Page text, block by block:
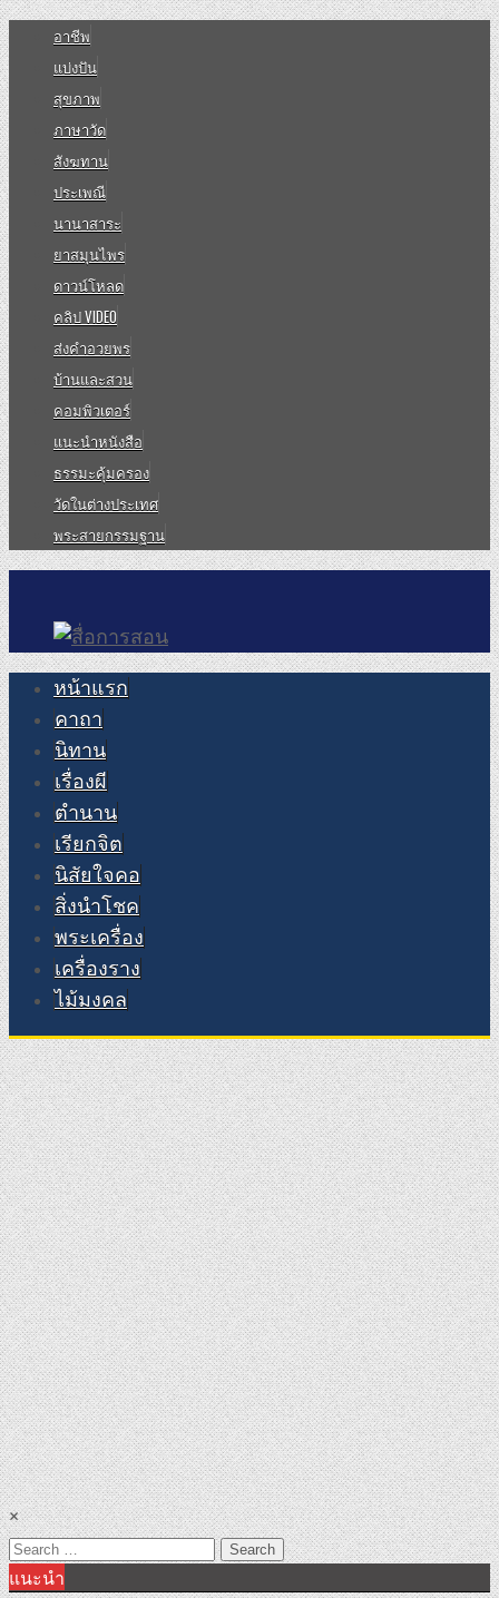
อาชีพ
แบ่งปัน
สุขภาพ
ภาษาวัด
สังฆทาน
ประเพณี
นานาสาระ
ยาสมุนไพร
ดาวน์โหลด
คลิป VIDEO
ส่งคำอวยพร
บ้านและสวน
คอมพิวเตอร์
แนะนำหนังสือ
ธรรมะคุ้มครอง
วัดในต่างประเทศ
พระสายกรรมฐาน
หน้าแรก
คาถา
นิทาน
เรื่องผี
ตำนาน
เรียกจิต
นิสัยใจคอ
สิ่งนำโชค
พระเครื่อง
เครื่องราง
ไม้มงคล
×
Search
for:
แนะนำ